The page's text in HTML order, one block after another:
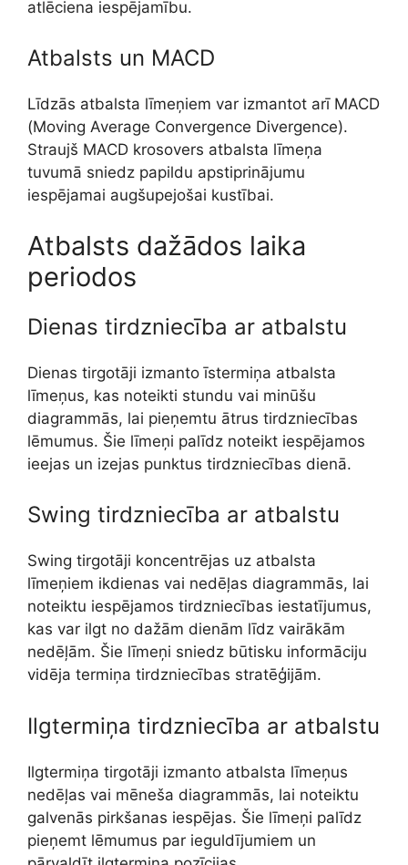
atlēciena iespējamību.
Atbalsts un MACD
Līdzās atbalsta līmeņiem var izmantot arī MACD
(Moving Average Convergence Divergence).
Straujš MACD krosovers atbalsta līmeņa
tuvumā sniedz papildu apstiprinājumu
iespējamai augšupejošai kustībai.
Atbalsts dažādos laika
periodos
Dienas tirdzniecība ar atbalstu
Dienas tirgotāji izmanto īstermiņa atbalsta
līmeņus, kas noteikti stundu vai minūšu
diagrammās, lai pieņemtu ātrus tirdzniecības
lēmumus. Šie līmeņi palīdz noteikt iespējamos
ieejas un izejas punktus tirdzniecības dienā.
Swing tirdzniecība ar atbalstu
Swing tirgotāji koncentrējas uz atbalsta
līmeņiem ikdienas vai nedēļas diagrammās, lai
noteiktu iespējamos tirdzniecības iestatījumus,
kas var ilgt no dažām dienām līdz vairākām
nedēļām. Šie līmeņi sniedz būtisku informāciju
vidēja termiņa tirdzniecības stratēģijām.
Ilgtermiņa tirdzniecība ar atbalstu
Ilgtermiņa tirgotāji izmanto atbalsta līmeņus
nedēļas vai mēneša diagrammās, lai noteiktu
galvenās pirkšanas iespējas. Šie līmeņi palīdz
pieņemt lēmumus par ieguldījumiem un